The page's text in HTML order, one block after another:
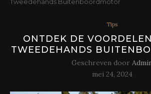
Tips
ONTDEK DE
TWEEDEHANDS
Geschreven door
mei 24, 2024